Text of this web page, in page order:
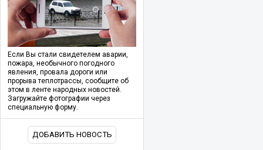
Если Вы стали свидетелем аварии,
пожара, необычного погодного
явления, провала дороги или
прорыва теплотрассы, сообщите об
этом в ленте народных новостей.
Загружайте фотографии через
специальную форму.
ДОБАВИТЬ НОВОСТЬ